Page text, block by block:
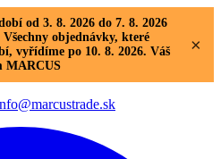
od 3. 8. 2026 do 7. 8. 2026
Všechny objednávky, které
vyřídíme po 10. 8. 2026. Váš
MARCUS
×